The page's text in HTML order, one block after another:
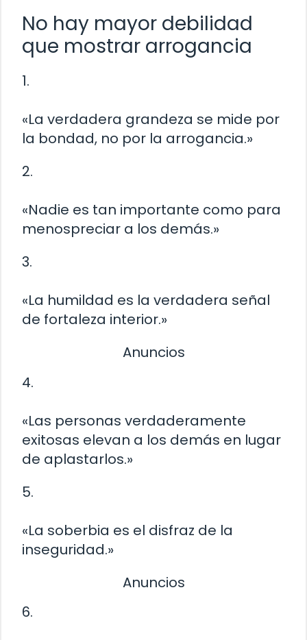
No hay mayor debilidad
que mostrar arrogancia
1.
«La verdadera grandeza se mide por
la bondad, no por la arrogancia.»
2.
«Nadie es tan importante como para
menospreciar a los demás.»
3.
«La humildad es la verdadera señal
de fortaleza interior.»
Anuncios
4.
«Las personas verdaderamente
exitosas elevan a los demás en lugar
de aplastarlos.»
5.
«La soberbia es el disfraz de la
inseguridad.»
Anuncios
6.